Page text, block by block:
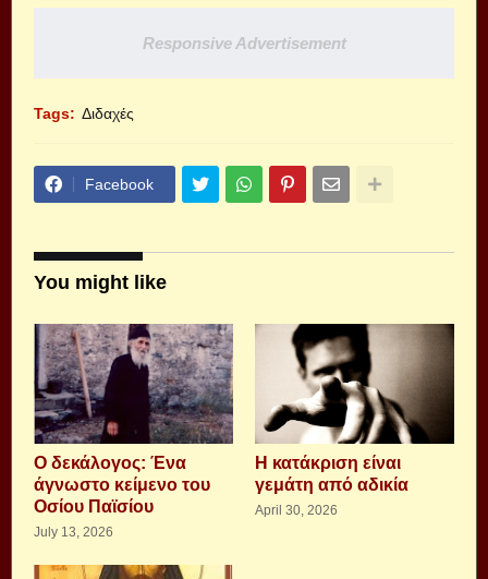
Responsive Advertisement
Tags: Διδαχές
Facebook
You might like
Ο δεκάλογος: Ένα
άγνωστο κείμενο του
Οσίου Παϊσίου
July 13, 2026
Η κατάκριση είναι
γεμάτη από αδικία
April 30, 2026